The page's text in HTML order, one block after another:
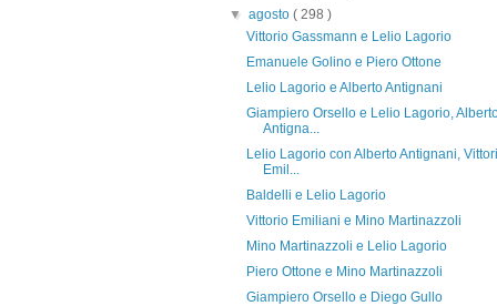
▼agosto( 298 )
Vittorio Gassmann e Lelio Lagorio
Emanuele Golino e Piero Ottone
Lelio Lagorio e Alberto Antignani
Giampiero Orsello e Lelio Lagorio,
Antigna...
Lelio Lagorio con Alberto Antignani,
Emil...
Baldelli e Lelio Lagorio
Vittorio Emiliani e Mino Martinazzoli
Mino Martinazzoli e Lelio Lagorio
Piero Ottone e Mino Martinazzoli
Giampiero Orsello e Diego Gullo